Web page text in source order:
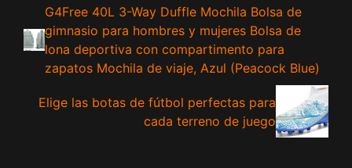
G4Free 40L 3-Way Duffle Mochila Bolsa de
gimnasio para hombres y mujeres Bolsa de
lona deportiva con compartimento para
zapatos Mochila de viaje, Azul (Peacock Blue)
Elige las botas de fútbol perfectas para
cada terreno de juego